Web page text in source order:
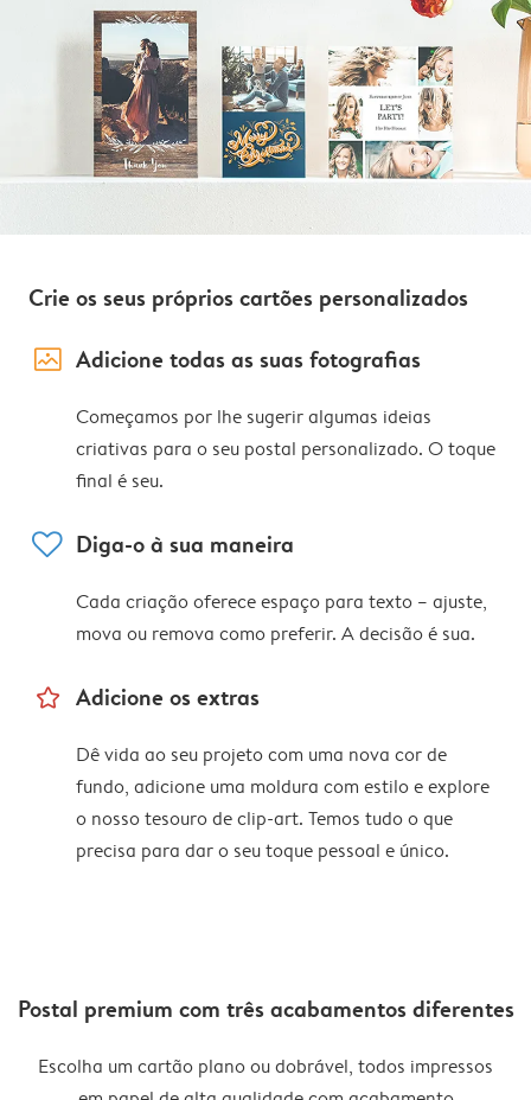
Crie os seus próprios cartões personalizados
image_placeholder Adicione todas as suas fotografias
Começamos por lhe sugerir algumas ideias
criativas para o seu postal personalizado. O toque
final é seu.
heart Diga-o à sua maneira
Cada criação oferece espaço para texto – ajuste,
mova ou remova como preferir. A decisão é sua.
star_outline Adicione os extras
Dê vida ao seu projeto com uma nova cor de
fundo, adicione uma moldura com estilo e explore
o nosso tesouro de clip-art. Temos tudo o que
precisa para dar o seu toque pessoal e único.
Postal premium com três acabamentos diferentes
Escolha um cartão plano ou dobrável, todos impressos